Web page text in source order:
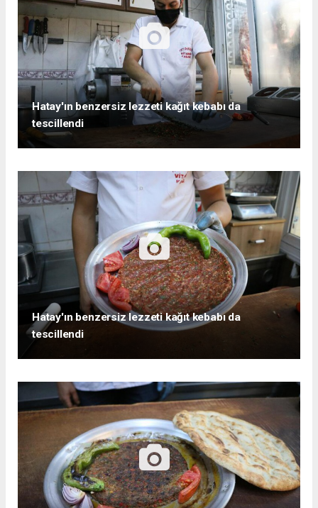
Hatay'ın benzersiz lezzeti kağıt kebabı da
tescillendi
Hatay'ın benzersiz lezzeti kağıt kebabı da
tescillendi